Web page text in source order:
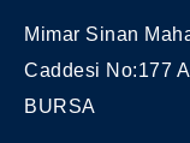
Mimar Sinan
Caddesi No:177 A
BURSA